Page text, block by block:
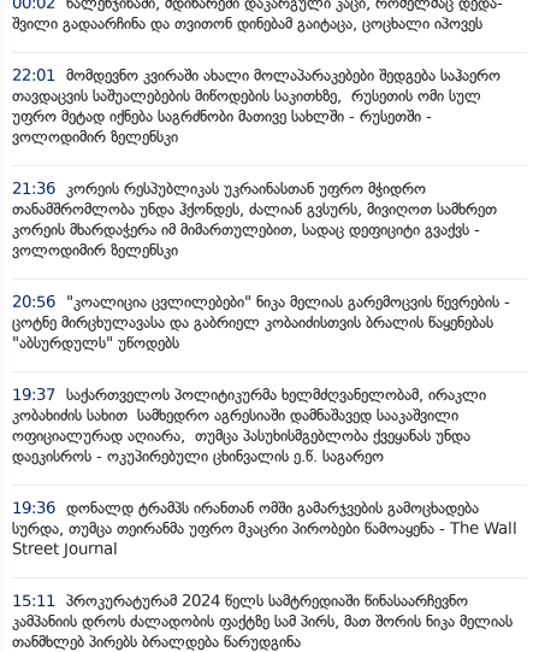
შვილი გადაარჩინა და თვითონ დინებამ გაიტაცა, ცოცხალი იპოვეს
22:01
მომდევნო კვირაში ახალი მოლაპარაკებები შედგება საჰაერო
თავდაცვის საშუალებების მიწოდების საკითხზე, რუსეთის ომი სულ
უფრო მეტად იქნება საგრძნობი მათივე სახლში - რუსეთში -
ვოლოდიმირ ზელენსკი
21:36
კორეის რესპუბლიკას უკრაინასთან უფრო მჭიდრო
თანამშრომლობა უნდა ჰქონდეს, ძალიან გვსურს, მივიღოთ სამხრეთ
კორეის მხარდაჭერა იმ მიმართულებით, სადაც დეფიციტი გვაქვს -
ვოლოდიმირ ზელენსკი
20:56
"კოალიცია ცვლილებები" ნიკა მელიას გარემოცვის წევრების -
ცოტნე მირცხულავასა და გაბრიელ კობაიძისთვის ბრალის წაყენებას
"აბსურდულს" უწოდებს
19:37 საქართველოს პოლიტიკურმა ხელმძღვანელობამ, ირაკლი
კობახიძის სახით სამხედრო აგრესიაში დამნაშავედ სააკაშვილი
ოფიციალურად აღიარა, თუმცა პასუხისმგებლობა ქვეყანას უნდა
დაეკისროს - ოკუპირებული ცხინვალის ე.წ. საგარეო
19:36 დონალდ ტრამპს ირანთან ომში გამარჯვების გამოცხადება
სურდა, თუმცა თეირანმა უფრო მკაცრი პირობები წამოაყენა - The Wall
Street Journal
15:11
პროკურატურამ 2024 წელს სამტრედიაში წინასაარჩევნო
კამპანიის დროს ძალადობის ფაქტზე სამ პირს, მათ შორის ნიკა მელიას
თანმხლებ პირებს ბრალდება წარუდგინა